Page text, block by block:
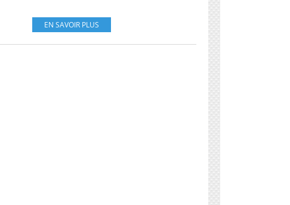
EN SAVOIR PLUS